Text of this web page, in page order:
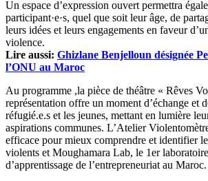
Un espace d’expression ouvert permettra
participant·e·s, quel que soit leur âge, de
leurs idées et leurs engagements en faveur
violence.
Lire aussi: Ghizlane Benjelloun désignée
l’ONU au Maroc
Au programme ,la pièce de théâtre « Rêves
représentation offre un moment d’échange et
réfugié.e.s et les jeunes, mettant en lumière
aspirations communes. L’Atelier
efficace pour mieux comprendre et identifier
violents et Moughamara Lab, le 1er
d’apprentissage de l’entrepreneuriat au Maroc.